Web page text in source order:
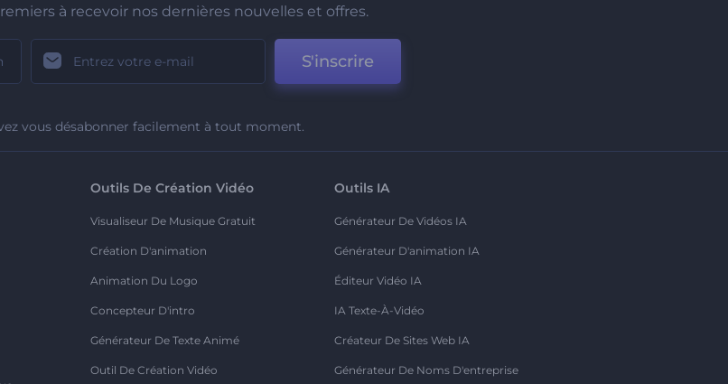
à recevoir nos dernières nouvelles et offres.
S'inscrire
vous désabonner facilement à tout moment.
Outils De Création Vidéo
Visualiseur De Musique Gratuit
Création D'animation
Animation Du Logo
Concepteur D'intro
Générateur De Texte Animé
Outil De Création Vidéo
Outils IA
Générateur De Vidéos IA
Générateur D'animation IA
Éditeur Vidéo IA
IA Texte-À-Vidéo
Créateur De Sites Web IA
Générateur De Noms D'entreprise